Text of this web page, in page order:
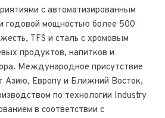
с автоматизированным
годовой мощностью более 500
TFS и сталь с хромовым
продуктов, напитков и
Международное присутствие
Азию, Европу и Ближний Восток,
по технологии Industry
в соответствии с